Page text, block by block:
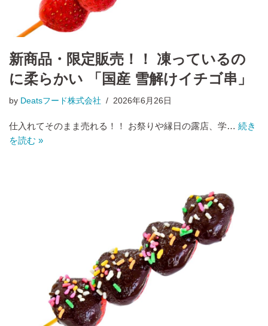
新商品・限定販売！！ 凍っているの
に柔らかい 「国産 雪解けイチゴ串」
by Deatsフード株式会社 2026年6月26日
仕入れてそのまま売れる！！ お祭りや縁日の露店、学… 続き
を読む »